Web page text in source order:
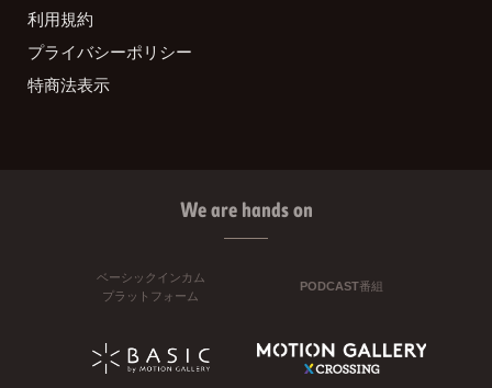
利用規約
プライバシーポリシー
特商法表示
We are hands on
ベーシックインカム
プラットフォーム
PODCAST番組